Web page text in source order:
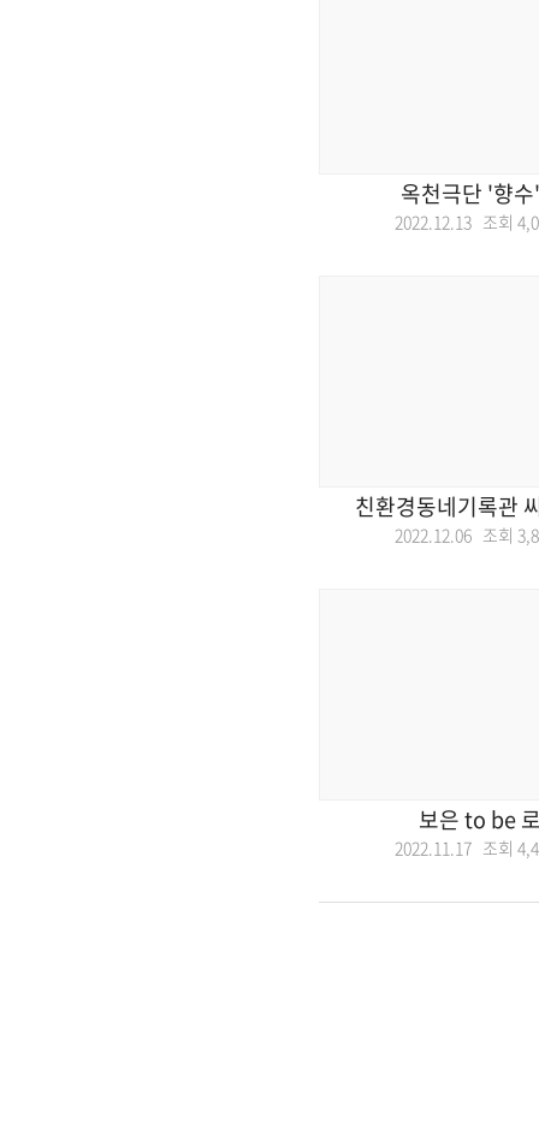
옥천극단 '향
2022.12.13 조회
친환경동네기록관
2022.12.06 조회
보은 to be
2022.11.17 조회